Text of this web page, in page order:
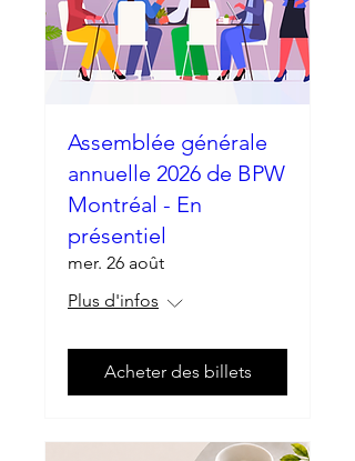
Assemblée générale
annuelle 2026 de BPW
Montréal - En
présentiel
mer. 26 août
Plus d'infos
Acheter des billets